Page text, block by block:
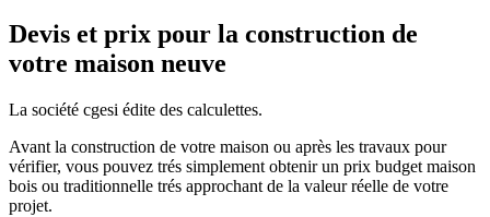
Devis et prix pour la construction de
votre maison neuve
La société cgesi édite des calculettes.
Avant la construction de votre maison ou après les travaux pour
vérifier, vous pouvez trés simplement obtenir un prix budget maison
bois ou traditionnelle trés approchant de la valeur réelle de votre
projet.